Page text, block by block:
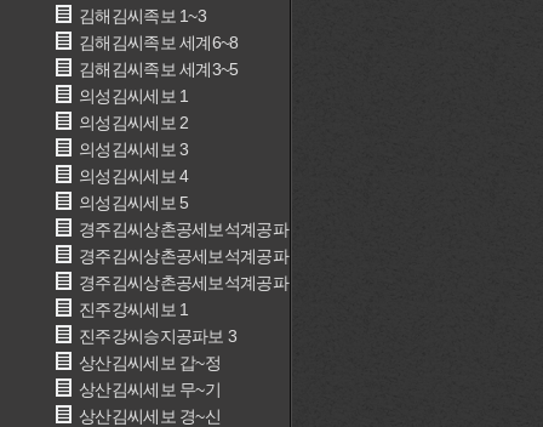
김해김씨족보 1~3
김해김씨족보 세계6~8
김해김씨족보 세계3~5
의성김씨세보 1
의성김씨세보 2
의성김씨세보 3
의성김씨세보 4
의성김씨세보 5
경주김씨상촌공세보석계공파 상
경주김씨상촌공세보석계공파 2
경주김씨상촌공세보석계공파 3
진주강씨세보 1
진주강씨승지공파보 3
상산김씨세보 갑~정
상산김씨세보 무~기
상산김씨세보 경~신